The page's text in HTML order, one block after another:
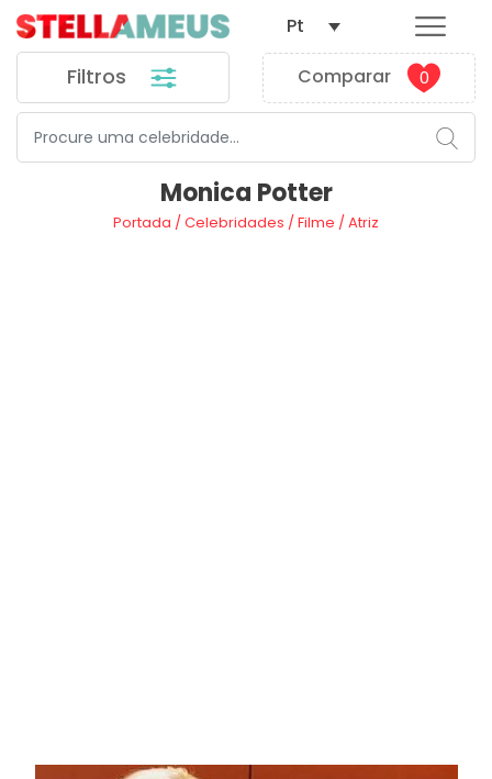
Filtros Comparar 0
Pt
Monica Potter
Portada /Celebridades /Filme /Atriz